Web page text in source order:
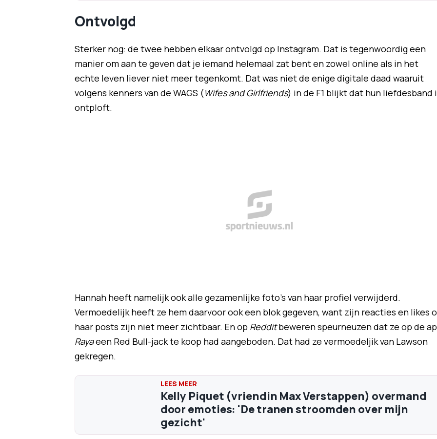
Ontvolgd
Sterker nog: de twee hebben elkaar ontvolgd op Instagram. Dat is tegenwoordig een
manier om aan te geven dat je iemand helemaal zat bent en zowel online als in het
echte leven liever niet meer tegenkomt. Dat was niet de enige digitale daad waaruit
volgens kenners van de WAGS (Wifes and Girlfriends) in de F1 blijkt dat hun liefdesband
ontploft.
Hannah heeft namelijk ook alle gezamenlijke foto's van haar profiel verwijderd.
Vermoedelijk heeft ze hem daarvoor ook een blok gegeven, want zijn reacties en likes
haar posts zijn niet meer zichtbaar. En op Redditbeweren speurneuzen dat ze op de
Rayaeen Red Bull-jack te koop had aangeboden. Dat had ze vermoedeljik van Lawson
gekregen.
Kelly Piquet (vriendin Max Verstappen) overmand
door emoties: 'De tranen stroomden over mijn
gezicht'